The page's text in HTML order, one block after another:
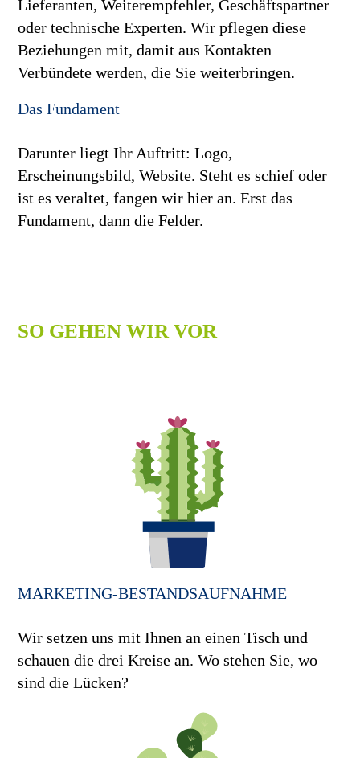
Lieferanten, Weiterempfehler, Geschäftspartner
oder technische Experten. Wir pflegen diese
Beziehungen mit, damit aus Kontakten
Verbündete werden, die Sie weiterbringen.
Das Fundament
Darunter liegt Ihr Auftritt: Logo,
Erscheinungsbild, Website. Steht es schief oder
ist es veraltet, fangen wir hier an. Erst das
Fundament, dann die Felder.
SO GEHEN WIR VOR
MARKETING-BESTANDS­AUFNAHME
Wir setzen uns mit Ihnen an einen Tisch und
schauen die drei Kreise an. Wo stehen Sie, wo
sind die Lücken?